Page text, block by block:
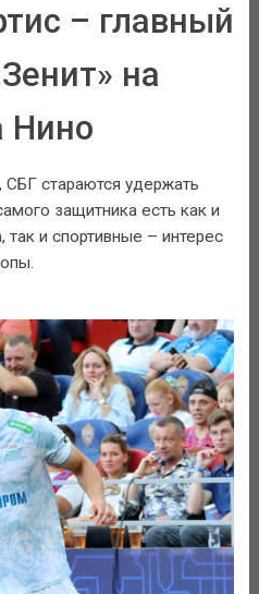
– главный
на
Нино
стараются удержать
защитника есть как и
и спортивные – интерес